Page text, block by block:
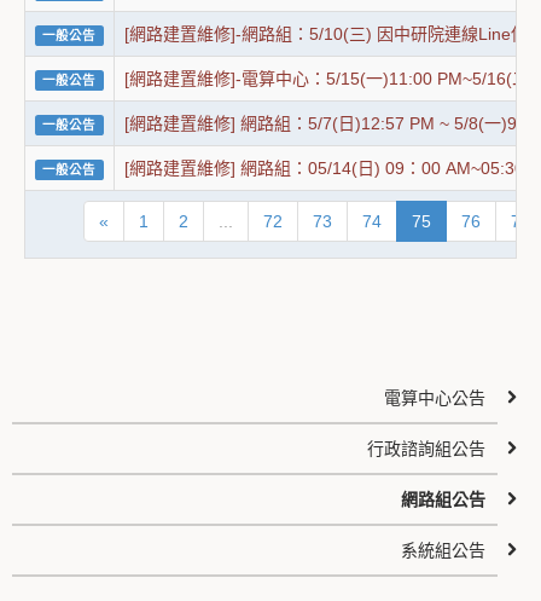
一般公告 [網路建置維修]-網路組：5/10(三) 因中研院連線Line使
一般公告 [網路建置維修]-電算中心：5/15(一)11:00 PM~5/16(
一般公告 [網路建置維修] 網路組：5/7(日)12:57 PM ~ 5/8(一
一般公告 [網路建置維修] 網路組：05/14(日) 09：00 AM~05:30
« 1 2 72 73 74 75 76 77
電算中心公告
行政諮詢組公告
網路組公告
系統組公告